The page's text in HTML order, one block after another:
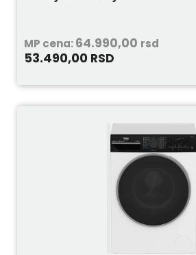
MP cena:64.990,00 rsd
53.490,00 RSD